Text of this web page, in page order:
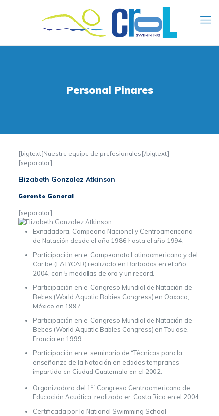
Personal Pinares
[bigtext]Nuestro equipo de profesionales[/bigtext]
[separator]
Elizabeth Gonzalez Atkinson
Gerente General
[separator]
Exnadadora, Campeona Nacional y Centroamericana
de Natación desde el año 1986 hasta el año 1994.
Participación en el Campeonato Latinoamericano y del
Caribe (LATYCAR) realizado en Barbados en el año
2004, con 5 medallas de oro y un record.
Participación en el Congreso Mundial de Natación de
Bebes (World Aquatic Babies Congress) en Oaxaca,
México en 1997.
Participación en el Congreso Mundial de Natación de
Bebes (World Aquatic Babies Congress) en Toulose,
Francia en 1999.
Participación en el seminario de “Técnicas para la
enseñanza de la Natación en edades tempranas”
impartido en Ciudad Guatemala en el 2002.
Organizadora del 1erCongreso Centroamericano de
Educación Acuática, realizado en Costa Rica en el 2004.
Certificada por la National Swimming School